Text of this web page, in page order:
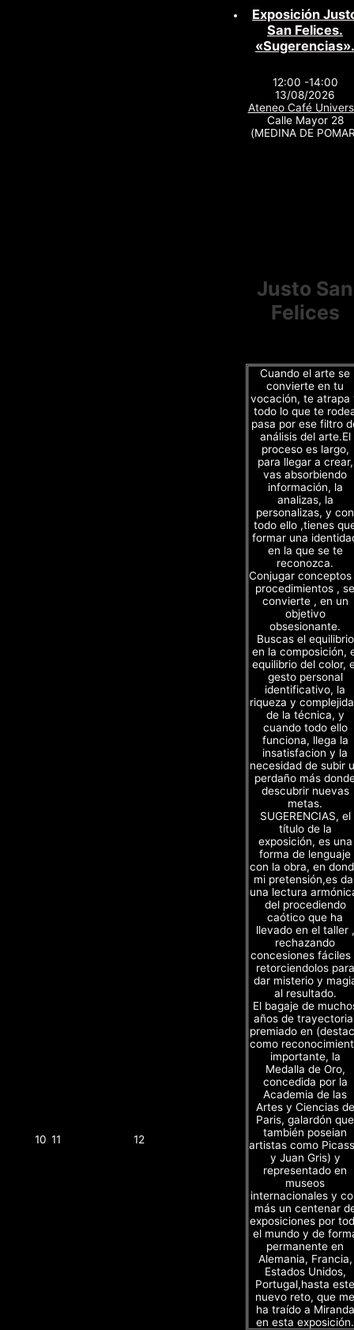
10 11 12
Exposición
San Felices.
«Sugerencias».
12:00 -14:00
13/08/2026
Ateneo Café
Calle Mayor 28
(MEDINA DE
Justo San
Felices
Cuando el arte se
convierte en tu
vocación, te atrapa
todo lo que te
pasa por ese filtro
análisis del arte.El
proceso es largo,
para llegar a crear,
vas absorbiendo
información, la
analizas, la
personalizas, y con
todo ello ,tienes
formar una
en la que se te
reconozca.
Conjugar
procedimientos , se
convierte , en un
objetivo
obsesionante.
Buscas el equilibrio
en la composición,
equilibrio del color,
gesto personal
identificativo, la
riqueza y
de la técnica, y
cuando todo ello
funciona, llega la
insatisfacion y la
necesidad de subir
perdaño más
descubrir nuevas
metas.
SUGERENCIAS, el
título de la
exposición, es una
forma de lenguaje
con la obra, en
mi pretensión,es
una lectura
del procediendo
caótico que ha
llevado en el taller ,
rechazando
concesiones fáciles
retorciendolos para
dar misterio y
al resultado.
El bagaje de
años de
premiado en
como
importante, la
Medalla de Oro,
concedida por la
Academia de las
Artes y Ciencias de
Paris, galardón que
también poseian
artistas como
y Juan Gris) y
representado en
museos
internacionales y
más un centenar
exposiciones por
el mundo y de
permanente en
Alemania, Francia,
Estados Unidos,
Portugal,hasta este
nuevo reto, que me
ha traído a Miranda
en esta exposición.